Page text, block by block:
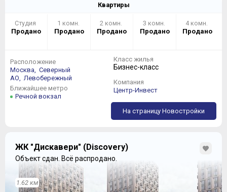
На 10 этаже корпуса С1 и 13 этаже корпуса С2
находятся всего по две квартиры, располагающие, ко
всему прочему, роскошными террасами:
Квартиры
Студия
Продано
1 комн.
Продано
2 комн.
Продано
3 комн.
Продано
4 комн.
Продано
Расположение
Москва,
Северный
АО,
Левобережный
Ближайшее метро
Речной вокзал
Класс жилья
Бизнес-класс
Компания
Центр-Инвест
На страницу Новостройки
ЖК "Дискавери" (Discovery)
Объект сдан. Всё распродано.
1.62 км